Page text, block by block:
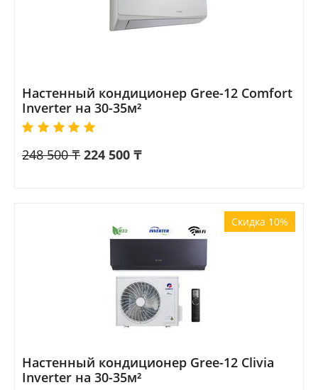
Настенный кондиционер Gree-12 Comfort
Inverter на 30-35м²
248 500 ₸ 224 500 ₸
Скидка 10%
Настенный кондиционер Gree-12 Clivia
Inverter на 30-35м²